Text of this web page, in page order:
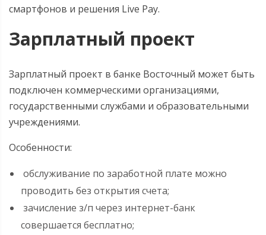
смартфонов и решения Live Pay.
Зарплатный проект
Зарплатный проект в банке Восточный может быть
подключен коммерческими организациями,
государственными службами и образовательными
учреждениями.
Особенности:
обслуживание по заработной плате можно
проводить без открытия счета;
зачисление з/п через интернет-банк
совершается бесплатно;